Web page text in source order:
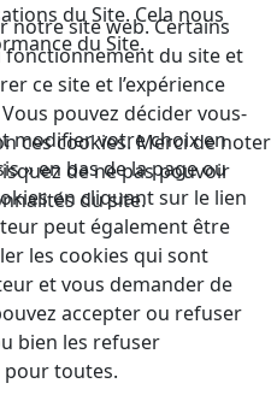
du Site. Cela nous
du Site.
modifier votre choix en
» en bas de la page ou
en cliquant sur le lien
peut également être
les cookies qui sont
et vous demander de
accepter ou refuser
bien les refuser
toutes.
notre site web. Certains
fonctionnement du site et
ce site et l’expérience
pouvez décider vous-
ces cookies. Merci de noter
de ne pas pouvoir
du site.